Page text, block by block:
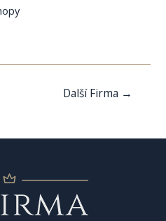
Další Firma →